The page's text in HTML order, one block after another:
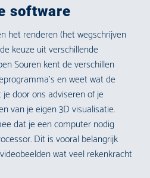
software
het renderen (het wegschrijven
keuze uit verschillende
Souren kent de verschillen
en weet wat de
door ons adviseren of je
van je eigen 3D visualisatie.
dat je een computer nodig
Dit is vooral belangrijk
wat veel rekenkracht